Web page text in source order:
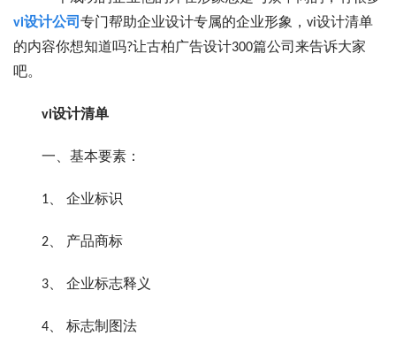
vi设计公司 专门帮助企业设计专属的企业形象，vi设计清单
的内容你想知道吗?让古柏广告设计300篇公司来告诉大家
吧。
vi设计清单
一、基本要素：
1、 企业标识
2、 产品商标
3、 企业标志释义
4、 标志制图法